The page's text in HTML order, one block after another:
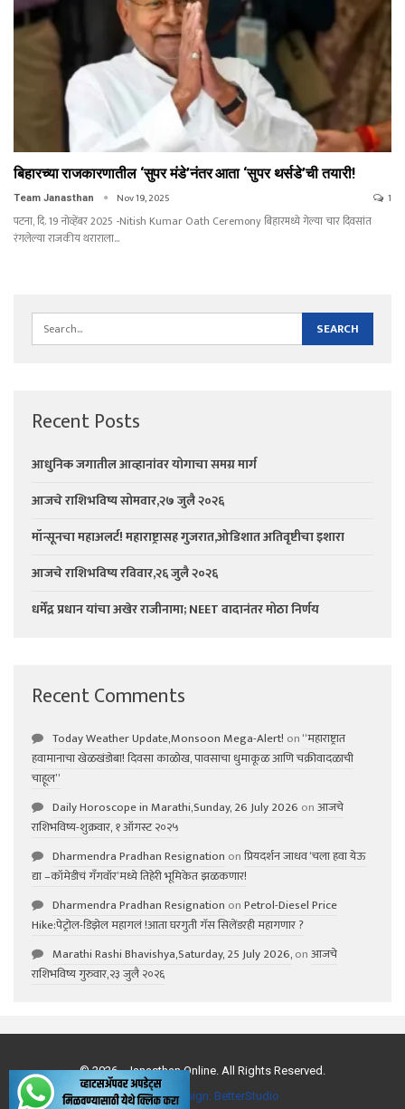
बिहारच्या राजकारणातील ‘सुपर मंडे’नंतर आता ‘सुपर थर्सडे’ची तयारी!
Team Janasthan Nov 19, 2025 1
पटना, दि. 19 नोव्हेंबर 2025 -Nitish Kumar Oath Ceremony बिहारमध्ये गेल्या चार दिवसांत
रंगलेल्या राजकीय थराराला…
Recent Posts
आधुनिक जगातील आव्हानांवर योगाचा समग्र मार्ग
आजचे राशिभविष्य सोमवार,२७ जुलै २०२६
मॉन्सूनचा महाअलर्ट! महाराष्ट्रासह गुजरात,ओडिशात अतिवृष्टीचा इशारा
आजचे राशिभविष्य रविवार,२६ जुलै २०२६
धर्मेंद्र प्रधान यांचा अखेर राजीनामा; NEET वादानंतर मोठा निर्णय
Recent Comments
Today Weather Update,Monsoon Mega-Alert! on“महाराष्ट्रात
हवामानाचा खेळखंडोबा! दिवसा काळोख, पावसाचा धुमाकूळ आणि चक्रीवादळाची
चाहूल”
Daily Horoscope in Marathi,Sunday, 26 July 2026 onआजचे
राशिभविष्य-शुक्रवार, १ ऑगस्ट २०२५
Dharmendra Pradhan Resignation onप्रियदर्शन जाधव ‘चला हवा येऊ
द्या –कॉमेडीचं गॅंगवॉर’मध्ये तिहेरी भूमिकेत झळकणार!
Dharmendra Pradhan Resignation onPetrol-Diesel Price
Hike:पेट्रोल-डिझेल महागलं !आता घरगुती गॅस सिलेंडरही महागणार ?
Marathi Rashi Bhavishya,Saturday, 25 July 2026,onआजचे
राशिभविष्य गुरुवार,२३ जुलै २०२६
© 2026 - Janasthan Online. All Rights Reserved.
Website Design: BetterStudio